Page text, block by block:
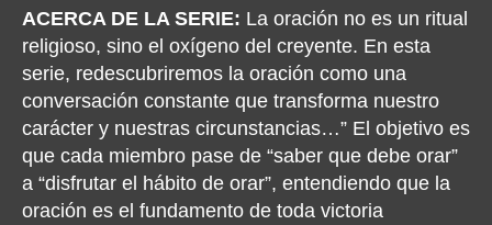
ACERCA DE LA SERIE: La oración no es un ritual
religioso, sino el oxígeno del creyente. En esta
serie, redescubriremos la oración como una
conversación constante que transforma nuestro
carácter y nuestras circunstancias…” El objetivo es
que cada miembro pase de “saber que debe orar”
a “disfrutar el hábito de orar”, entendiendo que la
oración es el fundamento de toda victoria